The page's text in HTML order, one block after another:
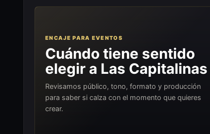
ENCAJE PARA EVENTOS
Cuándo tiene sentido
elegir a Las Capitalinas
Revisamos público, tono, formato y producción
para saber si calza con el momento que quieres
crear.